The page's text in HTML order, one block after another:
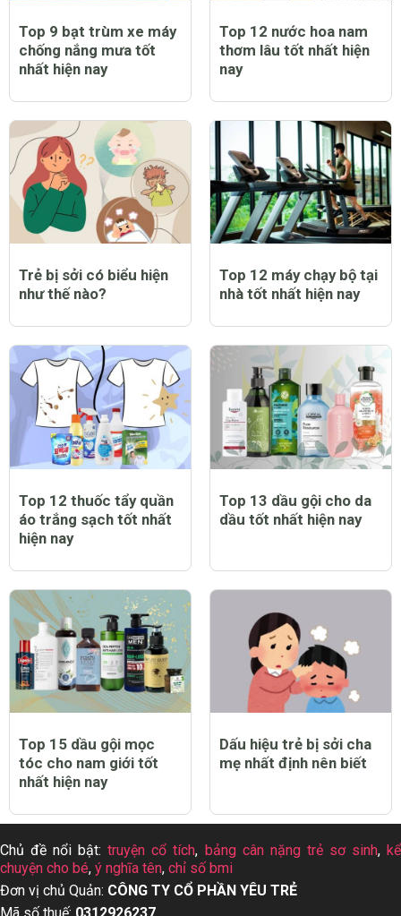
Top 9 bạt trùm xe máy
chống nắng mưa tốt
nhất hiện nay
Top 12 nước hoa nam
thơm lâu tốt nhất hiện
nay
Trẻ bị sởi có biểu hiện
như thế nào?
Top 12 máy chạy bộ tại
nhà tốt nhất hiện nay
Top 12 thuốc tẩy quần
áo trắng sạch tốt nhất
hiện nay
Top 13 dầu gội cho da
dầu tốt nhất hiện nay
Top 15 dầu gội mọc
tóc cho nam giới tốt
nhất hiện nay
Dấu hiệu trẻ bị sởi cha
mẹ nhất định nên biết
Chủ đề nổi bật:truyện cổ tích, bảng cân nặng trẻ sơ sinh,kể
chuyện cho bé, ý nghĩa tên, chỉ số bmi
Đơn vị chủ Quản: CÔNG TY CỔ PHẦN YÊU TRẺ